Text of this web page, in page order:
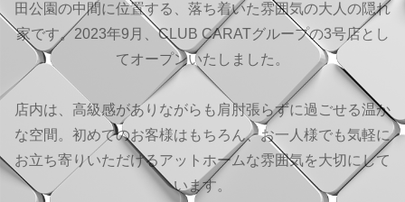
田公園の中間に位置する、落ち着いた雰囲気の大人の隠れ
家です。2023年9月、CLUB CARATグループの3号店とし
てオープンいたしました。
店内は、高級感がありながらも肩肘張らずに過ごせる温か
な空間。初めてのお客様はもちろん、お一人様でも気軽に
お立ち寄りいただけるアットホームな雰囲気を大切にして
います。